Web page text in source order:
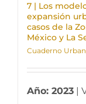
7 | Los
expansión
casos de la
México y La
Cuaderno
Año: 2023 |